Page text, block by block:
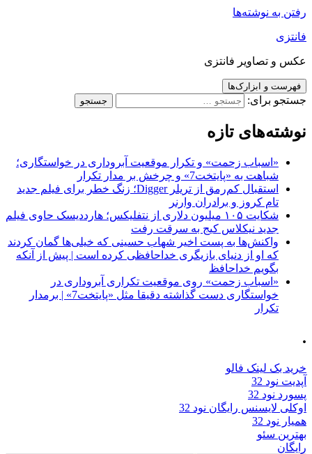
رفتن به نوشته‌ها
فانتزی
عکس و تصاویر فانتزی
فهرست و ابزارک‌ها
جستجو برای:
نوشته‌های تازه
«اسباب زحمت» و تکرار موقعیت آبروداری در خواستگاری؛
شباهت به «پایتخت7» و چرخش بر مدار تکرار
استقبال کم‌رمق از تریلر Digger؛ زنگ خطر برای فیلم جدید
تام کروز و برادران وارنر
شکایت ۱۰۵ میلیون دلاری از نتفلیکس؛ هارددیسک حاوی فیلم
جدید نیکلاس کیج به سرقت رفت
واکنش‌ها به پست اخیر شهاب حسینی که خیلی‌ها گمان کردند
که او از دنیای بازیگری خداحافظی کرده است | پیش از آنکه
بگویم خداحافظ
«اسباب زحمت» روی موقعیت تکراری آبروداری در
خواستگاری دست گذاشته دقیقا مثل «پایتخت7» | برمدار
تکرار
.
خرید بک لینک فالو
آپدیت نود 32
پسورد نود 32
اوکلی لایسنس رایگان نود 32
همیار نود 32
بهترین سئو
رایگان